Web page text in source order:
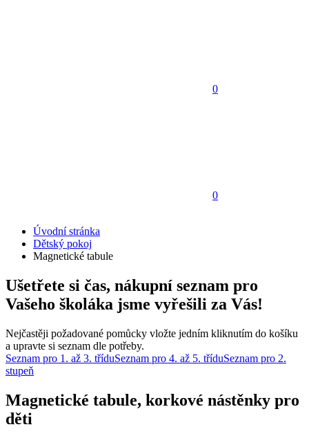
0
0
Úvodní stránka
Dětský pokoj
Magnetické tabule
Ušetřete si čas, nákupní seznam pro
Vašeho školáka jsme vyřešili za Vás!
Nejčastěji požadované pomůcky vložte jedním kliknutím do košíku
a upravte si seznam dle potřeby.
Seznam pro 1. až 3. tříduSeznam pro 4. až 5. tříduSeznam pro 2.
stupeň
Magnetické tabule, korkové nástěnky pro
děti